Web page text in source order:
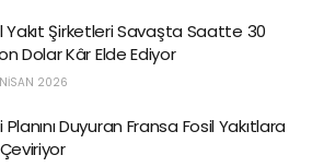
Yakıt Şirketleri Savaşta Saatte 30
Dolar Kâr Elde Ediyor
2026
Planını Duyuran Fransa Fosil Yakıtlara